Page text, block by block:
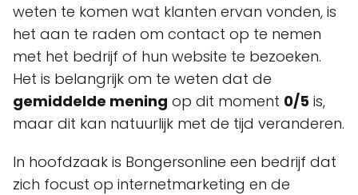
weten te komen wat klanten ervan vonden, is
het aan te raden om contact op te nemen
met het bedrijf of hun website te bezoeken.
Het is belangrijk om te weten dat de
gemiddelde mening op dit moment 0/5 is,
maar dit kan natuurlijk met de tijd veranderen.
In hoofdzaak is Bongersonline een bedrijf dat
zich focust op internetmarketing en de